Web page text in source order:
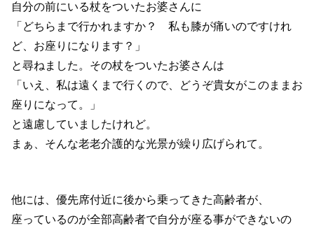
自分の前にいる杖をついたお婆さんに
「どちらまで行かれますか？ 私も膝が痛いのですけれ
ど、お座りになります？」
と尋ねました。その杖をついたお婆さんは
「いえ、私は遠くまで行くので、どうぞ貴女がこのままお
座りになって。」
と遠慮していましたけれど。
まぁ、そんな老老介護的な光景が繰り広げられて。
他には、優先席付近に後から乗ってきた高齢者が、
座っているのが全部高齢者で自分が座る事ができないの